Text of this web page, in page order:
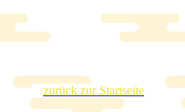
zurück zur Startseite